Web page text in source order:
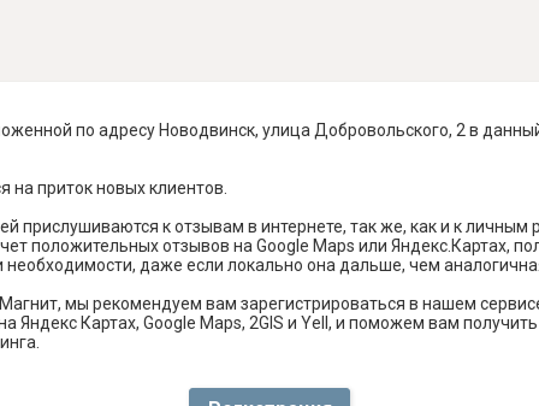
по адресу Новодвинск, улица Добровольского, 2 в
на приток новых клиентов.
прислушиваются к отзывам в интернете, так же, как и к
положительных отзывов на Google Maps или Яндекс.Картах,
необходимости, даже если локально она дальше, чем
мы рекомендуем вам зарегистрироваться в нашем
Яндекс Картах, Google Maps, 2GIS и Yell, и поможем вам